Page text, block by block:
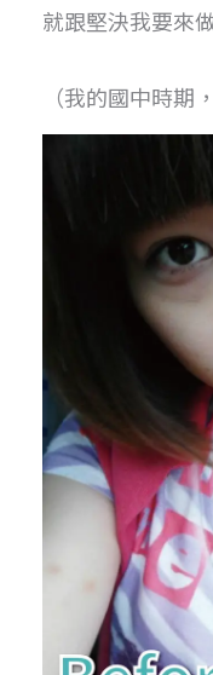
就跟堅決我要來
（我的國中時期